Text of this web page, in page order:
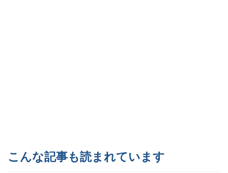
こんな記事も読まれています